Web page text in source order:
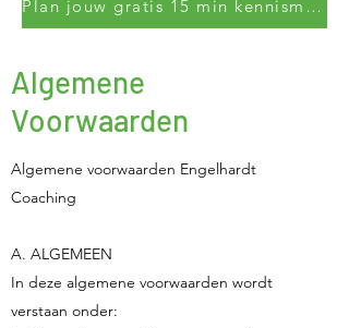
Plan jouw gratis 15 min kennismakingsgesprek
Algemene
Voorwaarden
Algemene voorwaarden Engelhardt
Coaching
A. ALGEMEEN
In deze algemene voorwaarden wordt
verstaan onder: